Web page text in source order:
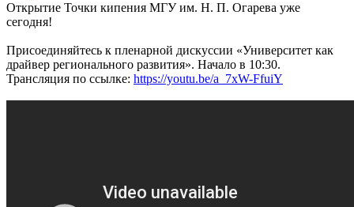
Открытие Точки кипения МГУ им. Н. П. Огарева уже
сегодня!
Присоединяйтесь к пленарной дискуссии «Университет как
драйвер регионального развития». Начало в 10:30.
Трансляция по ссылке: https://youtu.be/a_7xW-FfuiY